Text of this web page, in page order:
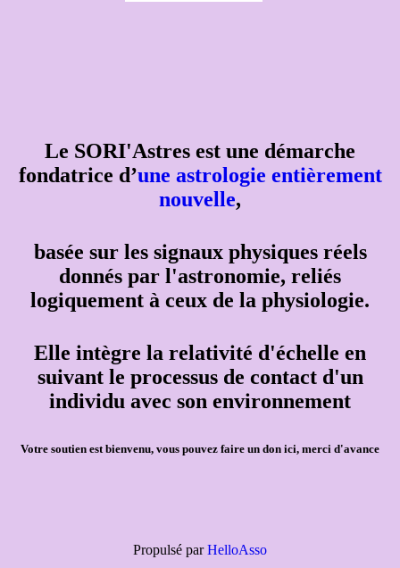
Le SORI'Astres est une démarche
fondatrice d’une astrologie entièrement
nouvelle,
basée sur les signaux physiques réels
donnés par l'astronomie, reliés
logiquement à ceux de la physiologie.
Elle intègre la relativité d'échelle en
suivant le processus de contact d'un
individu avec son environnement
Votre soutien est bienvenu, vous pouvez faire un don ici, merci d'avance
Propulsé parHelloAsso